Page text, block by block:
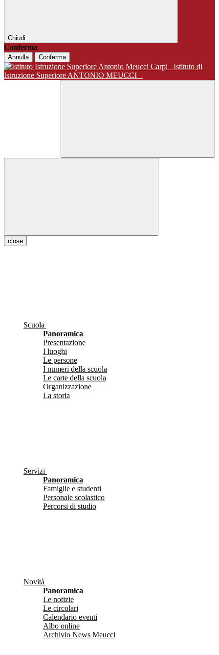
Chiudi
Conferma
Annulla Conferma
Istituto di
Istruzione Superiore ANTONIO MEUCCI
close
Scuola
Panoramica
Presentazione
I luoghi
Le persone
I numeri della scuola
Le carte della scuola
Organizzazione
La storia
Servizi
Panoramica
Famiglie e studenti
Personale scolastico
Percorsi di studio
Novità
Panoramica
Le notizie
Le circolari
Calendario eventi
Albo online
Archivio News Meucci